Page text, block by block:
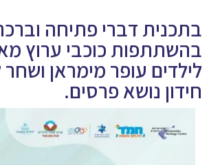
בתכנית דברי פתיחה
בהשתתפות כוכבי ערוץ
לילדים עופר מימראן
חידון נושא פרסים.